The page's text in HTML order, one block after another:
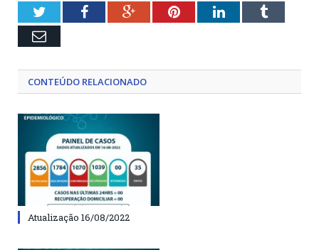
TwitterFacebookGoogle+PinterestLinkedInTumblr
Email
CONTEÚDO RELACIONADO
Atualização 16/08/2022